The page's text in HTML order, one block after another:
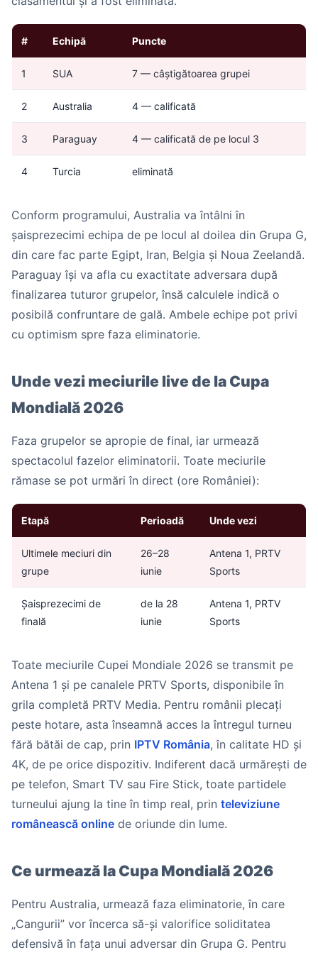
# Echipă Puncte
1 SUA 7 — câștigătoarea grupei
2 Australia 4 — calificată
3 Paraguay 4 — calificată de pe locul 3
4 Turcia eliminată
Conform programului, Australia va întâlni în
șaisprezecimi echipa de pe locul al doilea din Grupa G,
din care fac parte Egipt, Iran, Belgia și Noua Zeelandă.
Paraguay își va afla cu exactitate adversara după
finalizarea tuturor grupelor, însă calculele indică o
posibilă confruntare de gală. Ambele echipe pot privi
cu optimism spre faza eliminatorie.
Unde vezi meciurile live de la Cupa
Mondială 2026
Faza grupelor se apropie de final, iar urmează
spectacolul fazelor eliminatorii. Toate meciurile
rămase se pot urmări în direct (ore României):
Etapă Perioadă Unde vezi
Ultimele meciuri din
grupe
26–28
iunie
Antena 1, PRTV
Sports
Șaisprezecimi de
finală
de la 28
iunie
Antena 1, PRTV
Sports
Toate meciurile Cupei Mondiale 2026 se transmit pe
Antena 1 și pe canalele PRTV Sports, disponibile în
grila completă PRTV Media. Pentru românii plecați
peste hotare, asta înseamnă acces la întregul turneu
fără bătăi de cap, prin IPTV România, în calitate HD și
4K, de pe orice dispozitiv. Indiferent dacă urmărești de
pe telefon, Smart TV sau Fire Stick, toate partidele
turneului ajung la tine în timp real, prin televiziune
românească online de oriunde din lume.
Ce urmează la Cupa Mondială 2026
Pentru Australia, urmează faza eliminatorie, în care
„Cangurii” vor încerca să-și valorifice soliditatea
defensivă în fața unui adversar din Grupa G. Pentru